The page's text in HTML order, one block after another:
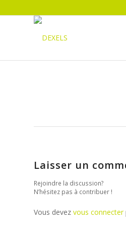
Laisser un
Rejoindre la discussion?
N’hésitez pas à contribuer !
Vous devez vous connecter